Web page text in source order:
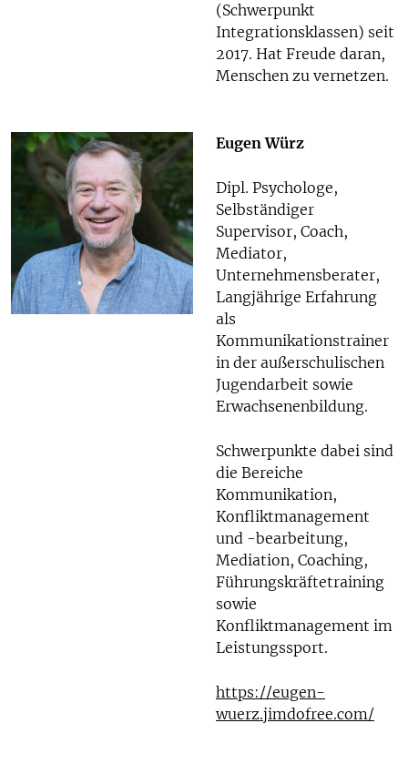
(Schwerpunkt
Integrationsklassen) seit
2017. Hat Freude daran,
Menschen zu vernetzen.
Eugen Würz
Dipl. Psychologe,
Selbständiger
Supervisor, Coach,
Mediator,
Unternehmensberater,
Langjährige Erfahrung
als
Kommunikationstrainer
in der außerschulischen
Jugendarbeit sowie
Erwachsenenbildung.
Schwerpunkte dabei sind
die Bereiche
Kommunikation,
Konfliktmanagement
und -bearbeitung,
Mediation, Coaching,
Führungskräftetraining
sowie
Konfliktmanagement im
Leistungssport.
https://eugen-
wuerz.jimdofree.com/